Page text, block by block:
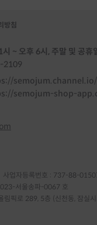
방침
~ 오후 6시, 주말 및 공휴
2109
semojum.channel.io/
semojum-shop-
사업자등록번호 : 737-88-
서울송파-0067 호
림픽로 289, 5층 (신천동, 잠실